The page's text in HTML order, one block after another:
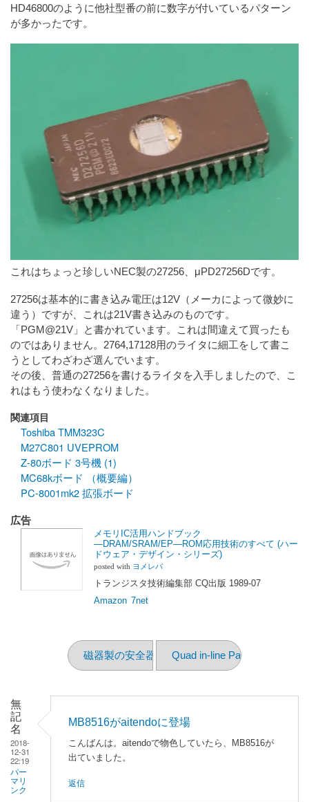
HD46800のように他社型番の前に数字が付いているパターン
が多かったです。
これはちょっと珍しいNEC製の27256、μPD27256Dです。
27256は基本的に書き込み電圧は12V（メーカによって微妙に
違う）ですが、これは21V書き込みのものです。
「PGM@21V」と書かれています。これは間違えて買ったも
のではありません。2764,17128用のライタに細工をして書こ
うとしてわざわざ選んでいます。
その後、普通の27256を書けるライタを入手しましたので、こ
れはもう使わなくなりました。
関連項目
Toshiba TMM323C
M27C801 UVEPROM
Z-80ボード 3号機 (1)
MC68kボード （概要編）
PC-8001mk2 拡張ボード
広告
メモリIC活用ハンドブック
―DRAM/SRAM/EP―ROM応用技術のすべて (ハー
ドウェア・デザイン・シリーズ)
posted with ヨメレバ
トランジスタ技術編集部 CQ出版 1989-07
Amazon 7net
磁器製の安全器 Quad in-line Package
無
記
名
2018-
12-31
22:19
パー
マリ
ンク
MB8516がaitendoに登場
こんばんは。aitendoで物色していたら、MB8516が
出ていました。
返信